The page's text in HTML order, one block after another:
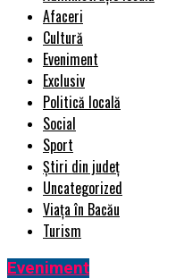
Afaceri
Cultură
Eveniment
Exclusiv
Politică locală
Social
Sport
Știri din județ
Uncategorized
Viața în Bacău
Turism
Eveniment